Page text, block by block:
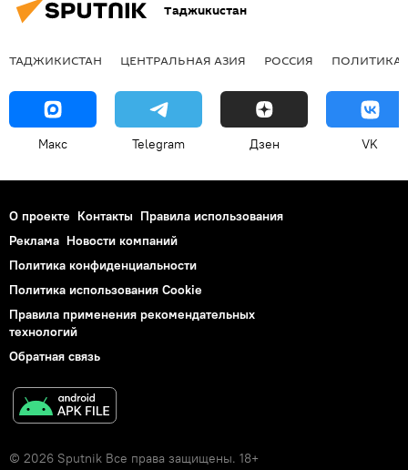
Таджикистан
ТАДЖИКИСТАН ЦЕНТРАЛЬНАЯ АЗИЯ РОССИЯ ПОЛИТИКА
Макс Telegram Дзен VK
О проекте Контакты Правила использования
Реклама Новости компаний
Политика конфиденциальности
Политика использования Cookie
Правила применения рекомендательных
технологий
Обратная связь
© 2026 Sputnik Все права защищены. 18+